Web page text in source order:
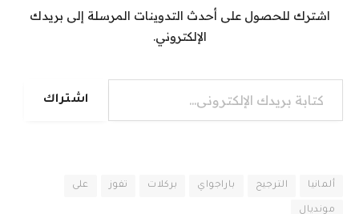
اشترك للحصول على أحدث التدوينات المرسلة إلى بريدك
الإلكتروني.
كتابة بريدك الإلكتروني...
اشتراك
ألمانيا الترجيح باراجواي بركلات تفوز على
مونديال